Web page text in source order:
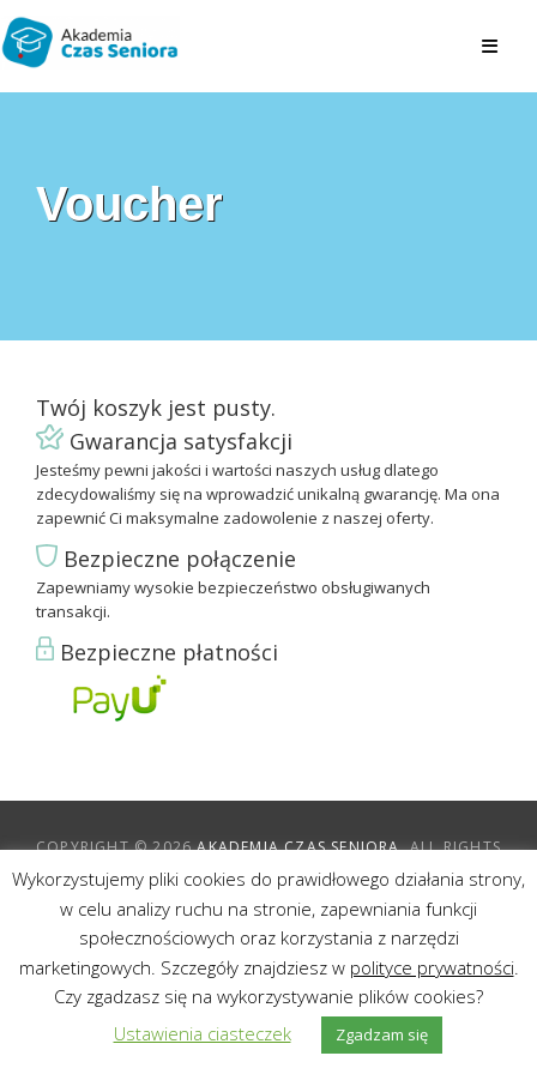
Skip
to
Voucher
Twój koszyk jest pusty.
Gwarancja satysfakcji
Jesteśmy pewni jakości i wartości naszych usług dlatego
zdecydowaliśmy się na wprowadzić unikalną gwarancję. Ma ona
zapewnić Ci maksymalne zadowolenie z naszej oferty.
Bezpieczne połączenie
Zapewniamy wysokie bezpieczeństwo obsługiwanych
transakcji.
Bezpieczne płatności
COPYRIGHT © 2026AKADEMIA CZAS SENIORA. ALL RIGHTS
RESERVED.POLITYKA PRYWATNOŚCI I PLIKÓW COOKIES|
Wykorzystujemy pliki cookies do prawidłowego działania strony,
w celu analizy ruchu na stronie, zapewniania funkcji
społecznościowych oraz korzystania z narzędzi
marketingowych. Szczegóły znajdziesz w polityce prywatności.
Czy zgadzasz się na wykorzystywanie plików cookies?
Ustawienia ciasteczek
Zgadzam się